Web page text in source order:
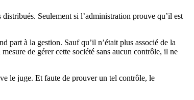
Seulement si l’administration prouve qu’il est
part à la gestion. Sauf qu’il n’était plus associé de la
de gérer cette société sans aucun contrôle, il ne
le juge. Et faute de prouver un tel contrôle, le